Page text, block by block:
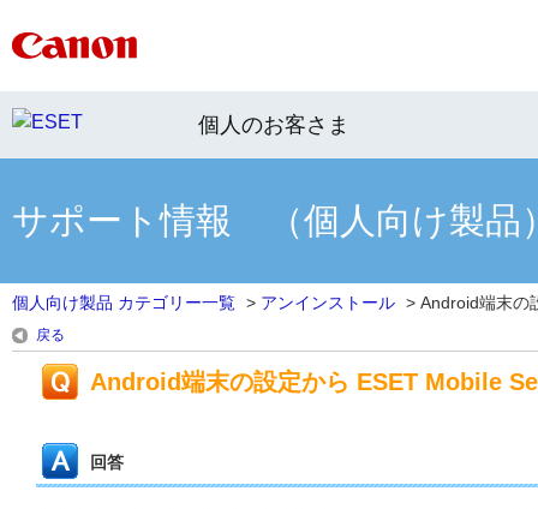
個人のお客さま
サポート情報 （個人向け製品
個人向け製品 カテゴリー一覧 > アンインストール > Android端末の
戻る
Android端末の設定から ESET Mobile
回答